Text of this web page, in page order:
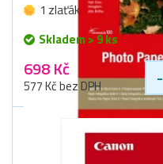
1 zlaťák
Skladem > 9 ks
698 Kč
577 Kč bez DPH -